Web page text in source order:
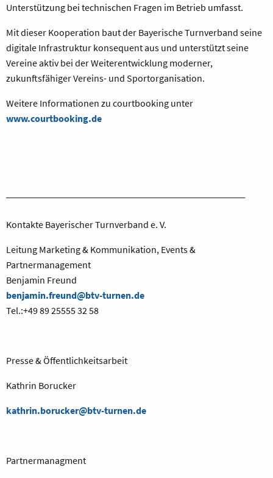
Unterstützung bei technischen Fragen im Betrieb umfasst.
Mit dieser Kooperation baut der Bayerische Turnverband seine
digitale Infrastruktur konsequent aus und unterstützt seine
Vereine aktiv bei der Weiterentwicklung moderner,
zukunftsfähiger Vereins- und Sportorganisation.
Weitere Informationen zu courtbooking unter
www.courtbooking.de
Kontakte Bayerischer Turnverband e. V.
Leitung Marketing & Kommunikation, Events &
Partnermanagement
Benjamin Freund
benjamin.freund@btv-turnen.de
Tel.:+49 89 25555 32 58
Presse & Öffentlichkeitsarbeit
Kathrin Borucker
kathrin.borucker@btv-turnen.de
Partnermanagment